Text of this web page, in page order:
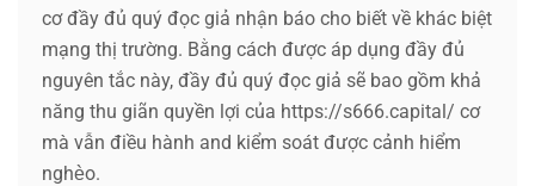
cơ đầy đủ quý đọc giả nhận báo cho biết về khác biệt
mạng thị trường. Bằng cách được áp dụng đầy đủ
nguyên tắc này, đầy đủ quý đọc giả sẽ bao gồm khả
năng thu giãn quyền lợi của https://s666.capital/ cơ
mà vẫn điều hành and kiểm soát được cảnh hiểm
nghèo.